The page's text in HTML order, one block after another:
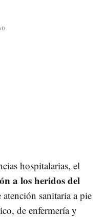
hospitalarias, el
a los heridos del
sanitaria a pie
de enfermería y